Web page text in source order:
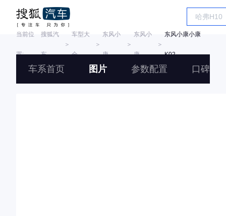
当前位
置:
搜狐汽
车
＞
车型大
全
＞
东风小
康
＞
东风小
康
＞
东风小康小康
K02
车系首页 图片 参数配置 口碑